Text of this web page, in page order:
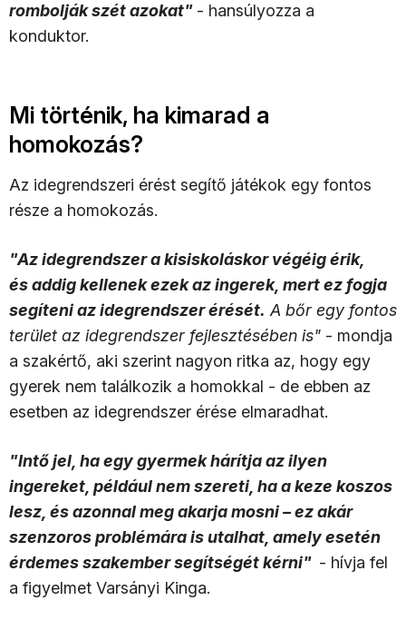
rombolják szét azokat" - hansúlyozza a
konduktor.
Mi történik, ha kimarad a
homokozás?
Az idegrendszeri érést segítő játékok egy fontos
része a homokozás.
"Az idegrendszer a kisiskoláskor végéig érik,
és addig kellenek ezek az ingerek, mert ez fogja
segíteni az idegrendszer érését. A bőr egy fontos
terület az idegrendszer fejlesztésében is" - mondja
a szakértő, aki szerint nagyon ritka az, hogy egy
gyerek nem találkozik a homokkal - de ebben az
esetben az idegrendszer érése elmaradhat.
"Intő jel, ha egy gyermek hárítja az ilyen
ingereket, például nem szereti, ha a keze koszos
lesz, és azonnal meg akarja mosni – ez akár
szenzoros problémára is utalhat, amely esetén
érdemes szakember segítségét kérni" - hívja fel
a figyelmet Varsányi Kinga.